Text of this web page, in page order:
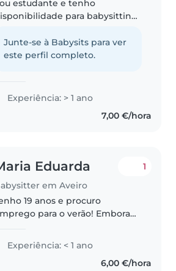
estudante e tenho
para babysitting
semana, depois das aulas. Desde
pequena que adoro cuidar de
Junte-se à Babysits para ver
este perfil completo.
Experiência: > 1 ano
7,00 €/hora
Eduarda
em Aveiro
1
19 anos e procuro
para o verão! Embora
gosto muito de estar com
crianças e tenho total
disponibilidade para me adaptar
Experiência: < 1 ano
6,00 €/hora